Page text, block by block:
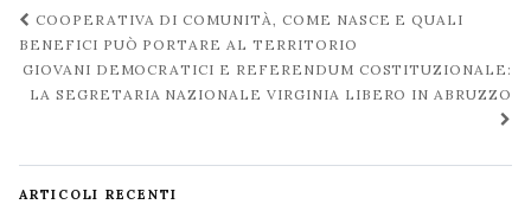
Navigazione
post
COOPERATIVA DI COMUNITÀ, COME NASCE E QUALI
BENEFICI PUÒ PORTARE AL TERRITORIO
GIOVANI DEMOCRATICI E REFERENDUM COSTITUZIONALE:
LA SEGRETARIA NAZIONALE VIRGINIA LIBERO IN ABRUZZO
ARTICOLI RECENTI